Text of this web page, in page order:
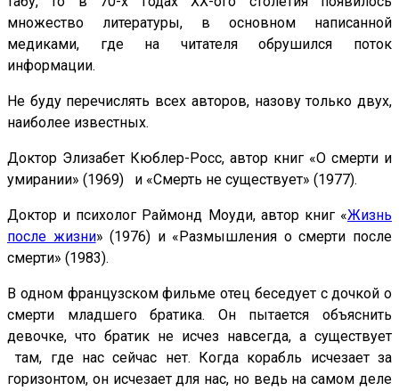
множество литературы, в основном написанной
медиками, где на читателя обрушился поток
информации.
Не буду перечислять всех авторов, назову только двух,
наиболее известных.
Доктор Элизабет Кюблер-Росс, автор книг «О смерти и
умирании» (1969) и «Смерть не существует» (1977).
Доктор и психолог Раймонд Моуди, автор книг «Жизнь
после жизни» (1976) и «Размышления о смерти после
смерти» (1983).
В одном французском фильме отец беседует с дочкой о
смерти младшего братика. Он пытается объяснить
девочке, что братик не исчез навсегда, а существует
там, где нас сейчас нет. Когда корабль исчезает за
горизонтом, он исчезает для нас, но ведь на самом деле